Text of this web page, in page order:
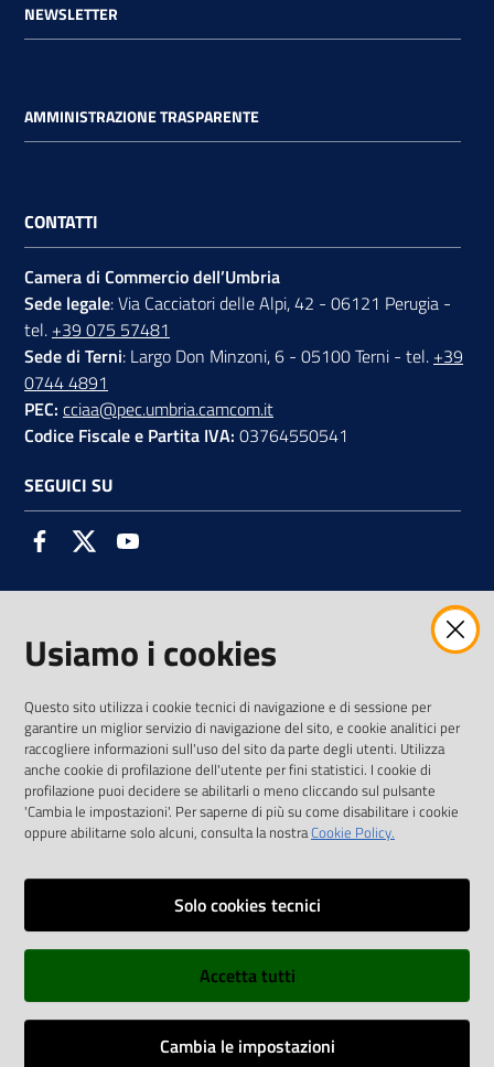
NEWSLETTER
AMMINISTRAZIONE TRASPARENTE
CONTATTI
Camera di Commercio dell’Umbria
Sede legale: Via Cacciatori delle Alpi, 42 - 06121 Perugia -
tel. +39 075 57481
Sede di Terni: Largo Don Minzoni, 6 - 05100 Terni - tel. +39
0744 4891
PEC: cciaa@pec.umbria.camcom.it
Codice Fiscale e Partita IVA: 03764550541
SEGUICI SU
FacebookTwitter
AMMINISTRAZIONE TRASPARENTE INTERCAM S.C.A.R.L.
Vai alla pagina
Media Policy
Mappa del sito
Dichiarazione di accessibilità
Usiamo i cookies
Questo sito utilizza i cookie tecnici di navigazione e di sessione per
garantire un miglior servizio di navigazione del sito, e cookie analitici per
raccogliere informazioni sull'uso del sito da parte degli utenti. Utilizza
anche cookie di profilazione dell'utente per fini statistici. I cookie di
profilazione puoi decidere se abilitarli o meno cliccando sul pulsante
'Cambia le impostazioni'. Per saperne di più su come disabilitare i cookie
oppure abilitarne solo alcuni, consulta la nostraCookie Policy.
Solo cookies tecnici
Accetta tutti
Cambia le impostazioni